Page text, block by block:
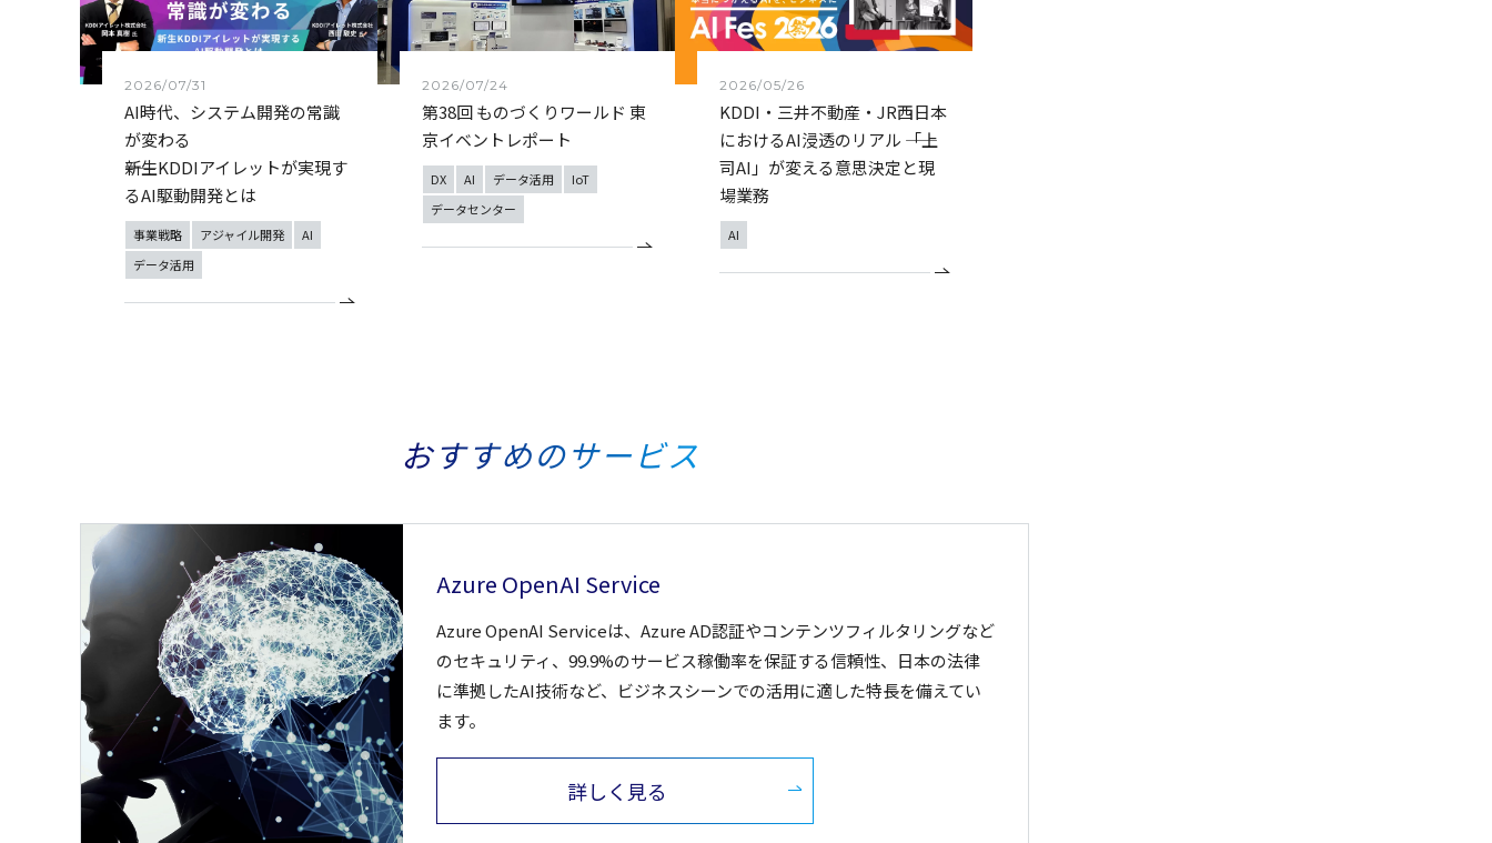
2026/07/31
AI時代、システム開発の常識
が変わる
――新生KDDIアイレットが実現す
るAI駆動開発とは
事業戦略 アジャイル開発
AI
データ活用
2026/07/24
第38回 ものづくりワールド 東
京イベントレポート
DX AI データ活用
IoT
データセンター
2026/05/26
KDDI・三井不動産・JR西日本
におけるAI浸透のリアル ――「上
司AI」が変える意思決定と現
場業務
AI
おすすめのサービス
Azure OpenAI Service
Azure OpenAI Serviceは、Azure AD認証やコンテンツフィルタリングなど
のセキュリティ、99.9%のサービス稼働率を保証する信頼性、日本の法律
に準拠したAI技術など、ビジネスシーンでの活用に適した特長を備えてい
ます。
詳しく見る